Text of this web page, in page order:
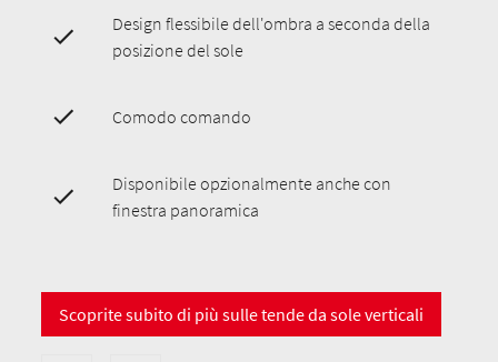
Design flessibile dell'ombra a seconda della
posizione del sole
Comodo comando
Disponibile opzionalmente anche con
finestra panoramica
Scoprite subito di più sulle tende da sole verticali